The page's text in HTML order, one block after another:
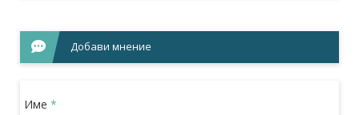
Добави мнение
Име *